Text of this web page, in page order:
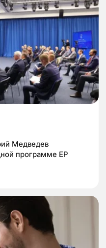
Медведев
программе ЕР